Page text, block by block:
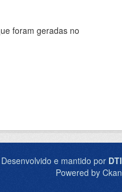
foram geradas no
e mantido por DTI
Powered by Ckan